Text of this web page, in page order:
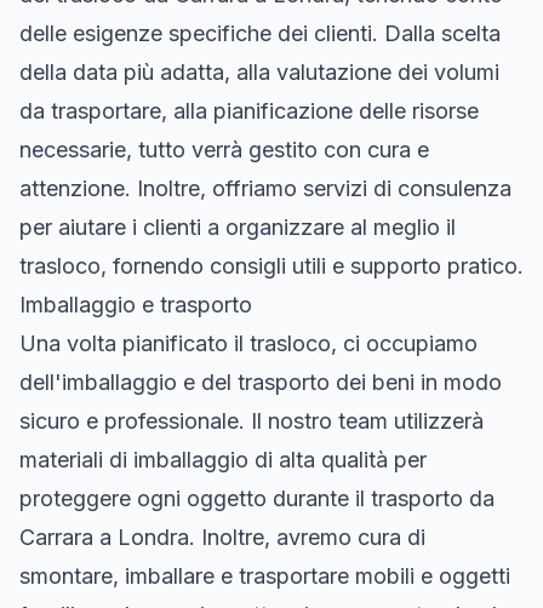
delle esigenze specifiche dei clienti. Dalla scelta
della data più adatta, alla valutazione dei volumi
da trasportare, alla pianificazione delle risorse
necessarie, tutto verrà gestito con cura e
attenzione. Inoltre, offriamo servizi di consulenza
per aiutare i clienti a organizzare al meglio il
trasloco, fornendo consigli utili e supporto pratico.
Imballaggio e trasporto
Una volta pianificato il trasloco, ci occupiamo
dell'imballaggio e del trasporto dei beni in modo
sicuro e professionale. Il nostro team utilizzerà
materiali di imballaggio di alta qualità per
proteggere ogni oggetto durante il trasporto da
Carrara a Londra. Inoltre, avremo cura di
smontare, imballare e trasportare mobili e oggetti